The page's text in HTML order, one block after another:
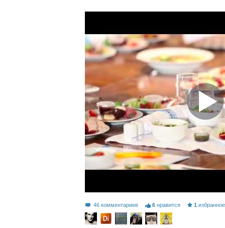
46 комментариев 6 нравится 1 избранное